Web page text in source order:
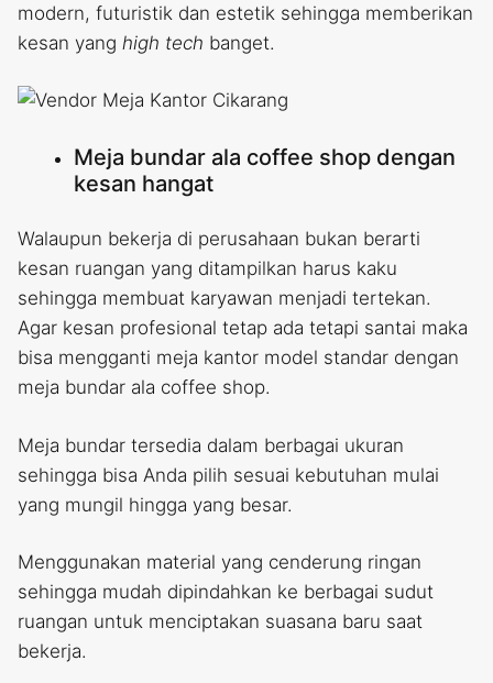
modern, futuristik dan estetik sehingga memberikan
kesan yang high tech banget.
Meja bundar ala coffee shop dengan
kesan hangat
Walaupun bekerja di perusahaan bukan berarti
kesan ruangan yang ditampilkan harus kaku
sehingga membuat karyawan menjadi tertekan.
Agar kesan profesional tetap ada tetapi santai maka
bisa mengganti meja kantor model standar dengan
meja bundar ala coffee shop.
Meja bundar tersedia dalam berbagai ukuran
sehingga bisa Anda pilih sesuai kebutuhan mulai
yang mungil hingga yang besar.
Menggunakan material yang cenderung ringan
sehingga mudah dipindahkan ke berbagai sudut
ruangan untuk menciptakan suasana baru saat
bekerja.